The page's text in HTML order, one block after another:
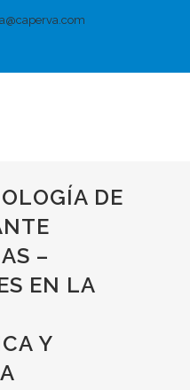
DE
–
EN LA
Y